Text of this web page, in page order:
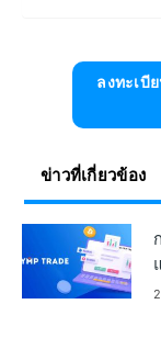
ลงทะเบี
ข่าวที่เกี่ยวข้อง